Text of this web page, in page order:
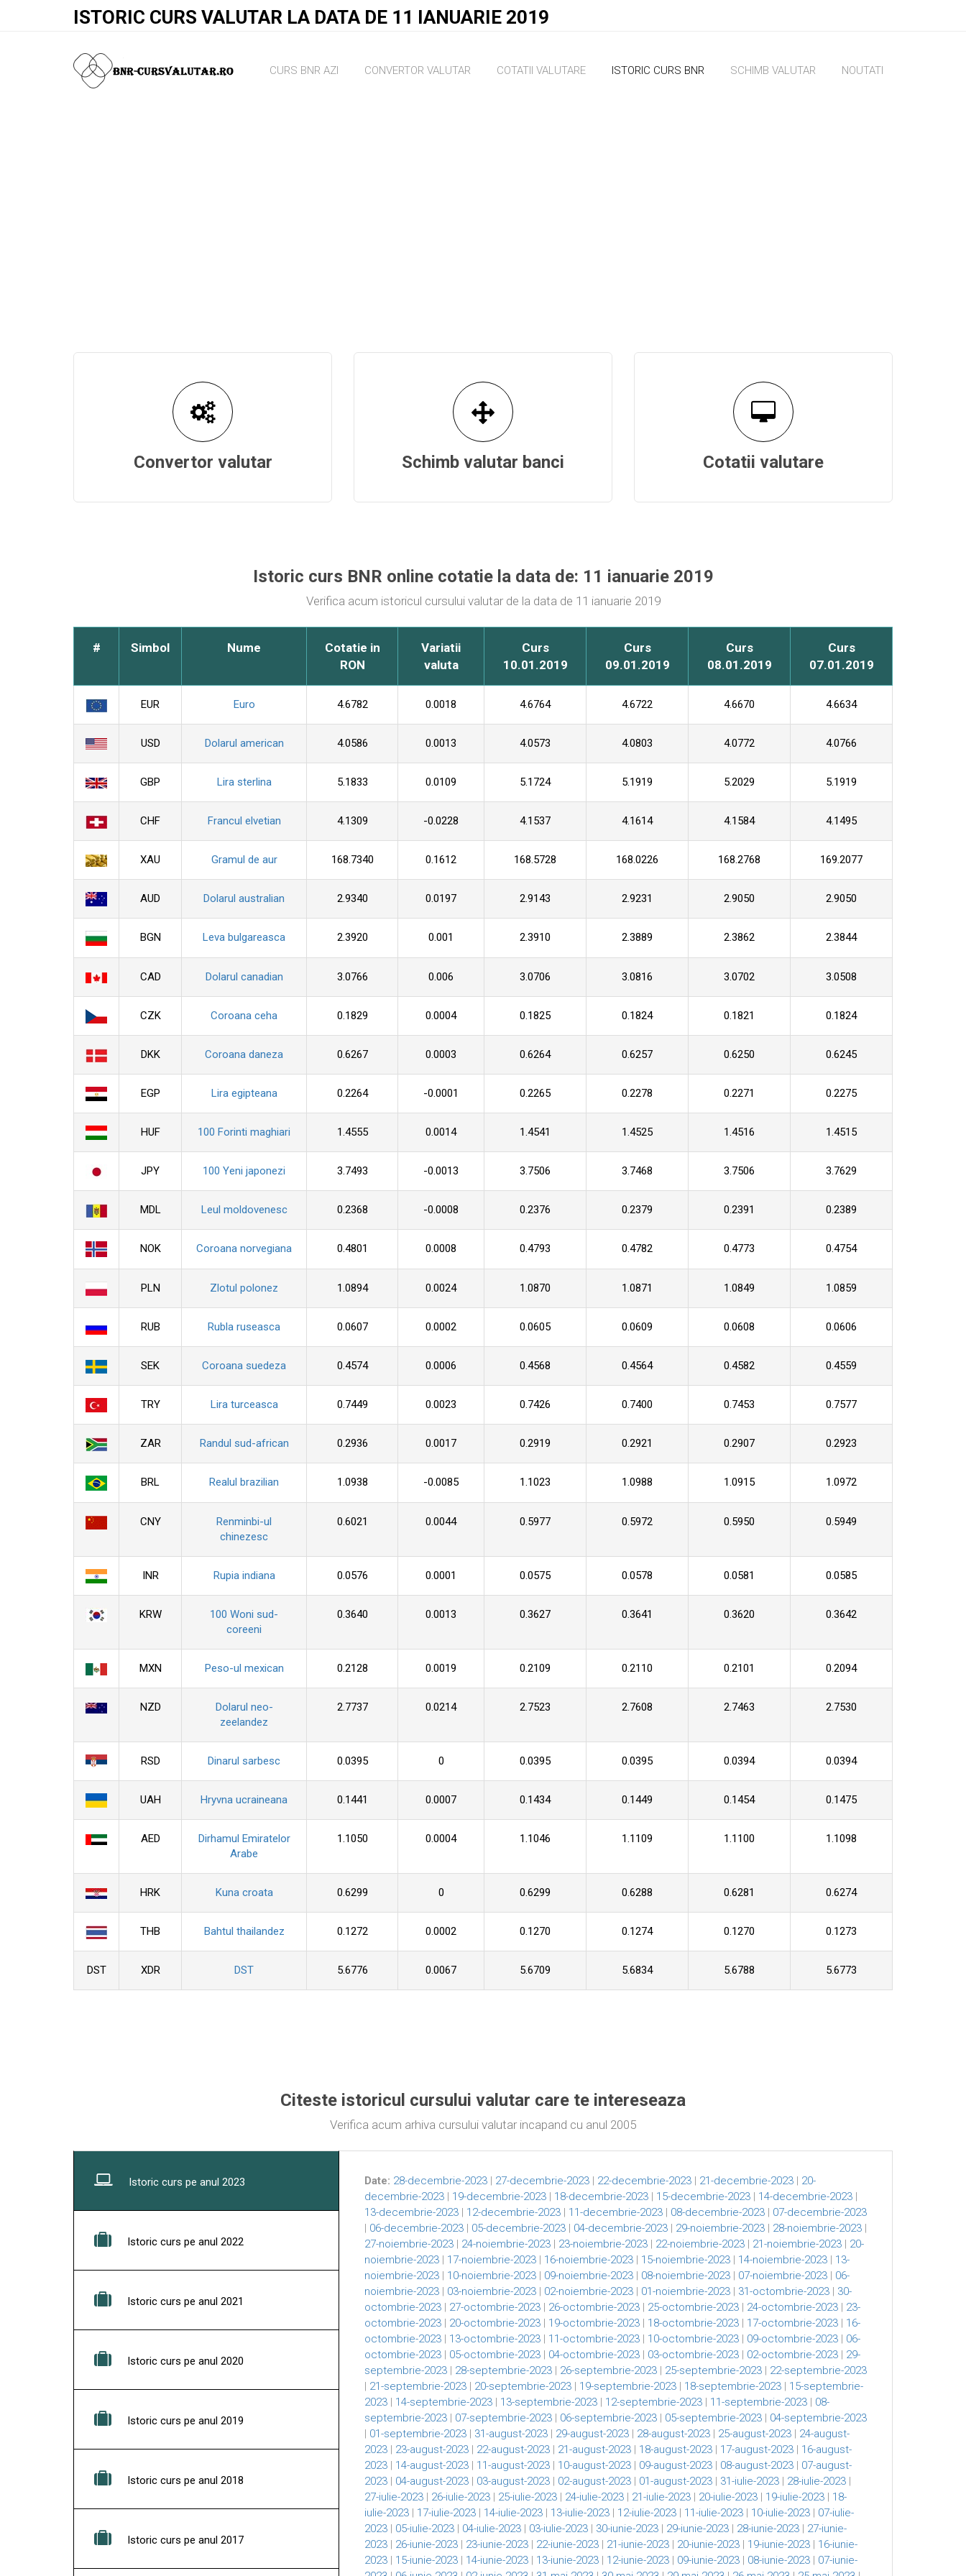
ISTORIC CURS VALUTAR LA DATA DE 11 IANUARIE 2019
CURS BNR AZI CONVERTOR VALUTAR COTATII VALUTARE ISTORIC CURS BNR SCHIMB VALUTAR NOUTATI
Convertor valutar Schimb valutar banci Cotatii valutare
Istoric curs BNR online cotatie la data de: 11 ianuarie 2019
Verifica acum istoricul cursului valutar de la data de 11 ianuarie 2019
# Simbol Nume
Cotatie in
RON
Variatii
valuta
Curs
10.01.2019
Curs
09.01.2019
Curs
08.01.2019
Curs
07.01.2019
EUR Euro 4.6782 0.0018 4.6764 4.6722 4.6670 4.6634
USD Dolarul american 4.0586 0.0013 4.0573 4.0803 4.0772 4.0766
GBP Lira sterlina 5.1833 0.0109 5.1724 5.1919 5.2029 5.1919
CHF Francul elvetian 4.1309 -0.0228 4.1537 4.1614 4.1584 4.1495
XAU Gramul de aur 168.7340 0.1612 168.5728 168.0226 168.2768 169.2077
AUD Dolarul australian 2.9340 0.0197 2.9143 2.9231 2.9050 2.9050
BGN Leva bulgareasca 2.3920 0.001 2.3910 2.3889 2.3862 2.3844
CAD Dolarul canadian 3.0766 0.006 3.0706 3.0816 3.0702 3.0508
CZK Coroana ceha 0.1829 0.0004 0.1825 0.1824 0.1821 0.1824
DKK Coroana daneza 0.6267 0.0003 0.6264 0.6257 0.6250 0.6245
EGP Lira egipteana 0.2264 -0.0001 0.2265 0.2278 0.2271 0.2275
HUF 100 Forinti maghiari 1.4555 0.0014 1.4541 1.4525 1.4516 1.4515
JPY 100 Yeni japonezi 3.7493 -0.0013 3.7506 3.7468 3.7506 3.7629
MDL Leul moldovenesc 0.2368 -0.0008 0.2376 0.2379 0.2391 0.2389
NOK Coroana norvegiana 0.4801 0.0008 0.4793 0.4782 0.4773 0.4754
PLN Zlotul polonez 1.0894 0.0024 1.0870 1.0871 1.0849 1.0859
RUB Rubla ruseasca 0.0607 0.0002 0.0605 0.0609 0.0608 0.0606
SEK Coroana suedeza 0.4574 0.0006 0.4568 0.4564 0.4582 0.4559
TRY Lira turceasca 0.7449 0.0023 0.7426 0.7400 0.7453 0.7577
ZAR Randul sud-african 0.2936 0.0017 0.2919 0.2921 0.2907 0.2923
BRL Realul brazilian 1.0938 -0.0085 1.1023 1.0988 1.0915 1.0972
CNY
Renminbi-ul
chinezesc
0.6021 0.0044 0.5977 0.5972 0.5950 0.5949
INR Rupia indiana 0.0576 0.0001 0.0575 0.0578 0.0581 0.0585
KRW
100 Woni sud-
coreeni
0.3640 0.0013 0.3627 0.3641 0.3620 0.3642
MXN Peso-ul mexican 0.2128 0.0019 0.2109 0.2110 0.2101 0.2094
NZD
Dolarul neo-
zeelandez
2.7737 0.0214 2.7523 2.7608 2.7463 2.7530
RSD Dinarul sarbesc 0.0395 0 0.0395 0.0395 0.0394 0.0394
UAH Hryvna ucraineana 0.1441 0.0007 0.1434 0.1449 0.1454 0.1475
AED
Dirhamul Emiratelor
Arabe
1.1050 0.0004 1.1046 1.1109 1.1100 1.1098
HRK Kuna croata 0.6299 0 0.6299 0.6288 0.6281 0.6274
THB Bahtul thailandez 0.1272 0.0002 0.1270 0.1274 0.1270 0.1273
DST XDR DST 5.6776 0.0067 5.6709 5.6834 5.6788 5.6773
Citeste istoricul cursului valutar care te intereseaza
Verifica acum arhiva cursului valutar incapand cu anul 2005
Istoric curs pe anul 2023
Istoric curs pe anul 2022
Istoric curs pe anul 2021
Istoric curs pe anul 2020
Istoric curs pe anul 2019
Istoric curs pe anul 2018
Istoric curs pe anul 2017
Date: 28-decembrie-2023 | 27-decembrie-2023 | 22-decembrie-2023 | 21-decembrie-2023 | 20-
decembrie-2023 | 19-decembrie-2023 | 18-decembrie-2023 | 15-decembrie-2023 | 14-decembrie-2023 |
13-decembrie-2023 | 12-decembrie-2023 | 11-decembrie-2023 | 08-decembrie-2023 | 07-decembrie-2023
| 06-decembrie-2023 | 05-decembrie-2023 | 04-decembrie-2023 | 29-noiembrie-2023 | 28-noiembrie-2023 |
27-noiembrie-2023 | 24-noiembrie-2023 | 23-noiembrie-2023 | 22-noiembrie-2023 | 21-noiembrie-2023 | 20-
noiembrie-2023 | 17-noiembrie-2023 | 16-noiembrie-2023 | 15-noiembrie-2023 | 14-noiembrie-2023 | 13-
noiembrie-2023 | 10-noiembrie-2023 | 09-noiembrie-2023 | 08-noiembrie-2023 | 07-noiembrie-2023 | 06-
noiembrie-2023 | 03-noiembrie-2023 | 02-noiembrie-2023 | 01-noiembrie-2023 | 31-octombrie-2023 | 30-
octombrie-2023 | 27-octombrie-2023 | 26-octombrie-2023 | 25-octombrie-2023 | 24-octombrie-2023 | 23-
octombrie-2023 | 20-octombrie-2023 | 19-octombrie-2023 | 18-octombrie-2023 | 17-octombrie-2023 | 16-
octombrie-2023 | 13-octombrie-2023 | 11-octombrie-2023 | 10-octombrie-2023 | 09-octombrie-2023 | 06-
octombrie-2023 | 05-octombrie-2023 | 04-octombrie-2023 | 03-octombrie-2023 | 02-octombrie-2023 | 29-
septembrie-2023 | 28-septembrie-2023 | 26-septembrie-2023 | 25-septembrie-2023 | 22-septembrie-2023
| 21-septembrie-2023 | 20-septembrie-2023 | 19-septembrie-2023 | 18-septembrie-2023 | 15-septembrie-
2023 | 14-septembrie-2023 | 13-septembrie-2023 | 12-septembrie-2023 | 11-septembrie-2023 | 08-
septembrie-2023 | 07-septembrie-2023 | 06-septembrie-2023 | 05-septembrie-2023 | 04-septembrie-2023
| 01-septembrie-2023 | 31-august-2023 | 29-august-2023 | 28-august-2023 | 25-august-2023 | 24-august-
2023 | 23-august-2023 | 22-august-2023 | 21-august-2023 | 18-august-2023 | 17-august-2023 | 16-august-
2023 | 14-august-2023 | 11-august-2023 | 10-august-2023 | 09-august-2023 | 08-august-2023 | 07-august-
2023 | 04-august-2023 | 03-august-2023 | 02-august-2023 | 01-august-2023 | 31-iulie-2023 | 28-iulie-2023 |
27-iulie-2023 | 26-iulie-2023 | 25-iulie-2023 | 24-iulie-2023 | 21-iulie-2023 | 20-iulie-2023 | 19-iulie-2023 | 18-
iulie-2023 | 17-iulie-2023 | 14-iulie-2023 | 13-iulie-2023 | 12-iulie-2023 | 11-iulie-2023 | 10-iulie-2023 | 07-iulie-
2023 | 05-iulie-2023 | 04-iulie-2023 | 03-iulie-2023 | 30-iunie-2023 | 29-iunie-2023 | 28-iunie-2023 | 27-iunie-
2023 | 26-iunie-2023 | 23-iunie-2023 | 22-iunie-2023 | 21-iunie-2023 | 20-iunie-2023 | 19-iunie-2023 | 16-iunie-
2023 | 15-iunie-2023 | 14-iunie-2023 | 13-iunie-2023 | 12-iunie-2023 | 09-iunie-2023 | 08-iunie-2023 | 07-iunie-